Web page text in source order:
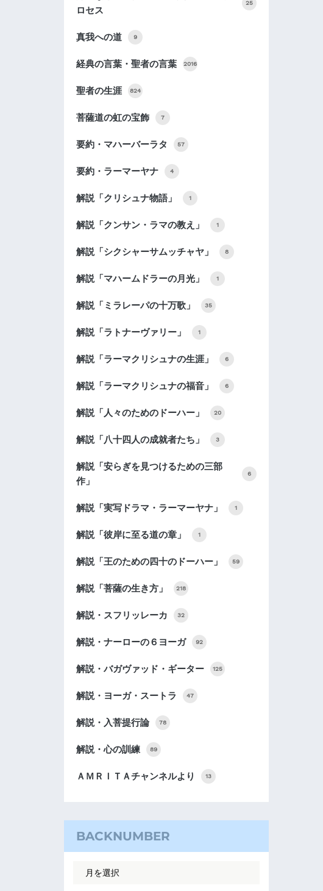
ロセス
25
真我への道 9
経典の言葉・聖者の言葉 2016
聖者の生涯 824
菩薩道の虹の宝飾 7
要約・マハーバーラタ 57
要約・ラーマーヤナ 4
解説「クリシュナ物語」 1
解説「クンサン・ラマの教え」 1
解説「シクシャーサムッチャヤ」 8
解説「マハームドラーの月光」 1
解説「ミラレーパの十万歌」 35
解説「ラトナーヴァリー」 1
解説「ラーマクリシュナの生涯」 6
解説「ラーマクリシュナの福音」 6
解説「人々のためのドーハー」 20
解説「八十四人の成就者たち」 3
解説「安らぎを見つけるための三部
作」
6
解説「実写ドラマ・ラーマーヤナ」 1
解説「彼岸に至る道の章」 1
解説「王のための四十のドーハー」 59
解説「菩薩の生き方」 218
解説・スフリッレーカ 32
解説・ナーローの６ヨーガ 92
解説・バガヴァッド・ギーター 125
解説・ヨーガ・スートラ 47
解説・入菩提行論 78
解説・心の訓練 89
ＡＭＲＩＴＡチャンネルより 13
BACKNUMBER